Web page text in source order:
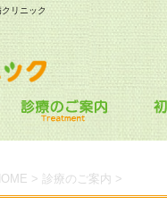
リニック
> 診療のご案内 >